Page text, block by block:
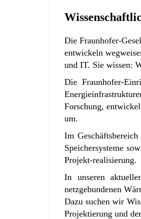
Die Fraunhofer-
entwickeln
und IT. Sie wissen:
Die Fraunhofer-
Forschung,
um.
Im
Speichersysteme
Projekt-realisierung.
In unseren
netzgebundenen
Dazu suchen wir
Projektierung und